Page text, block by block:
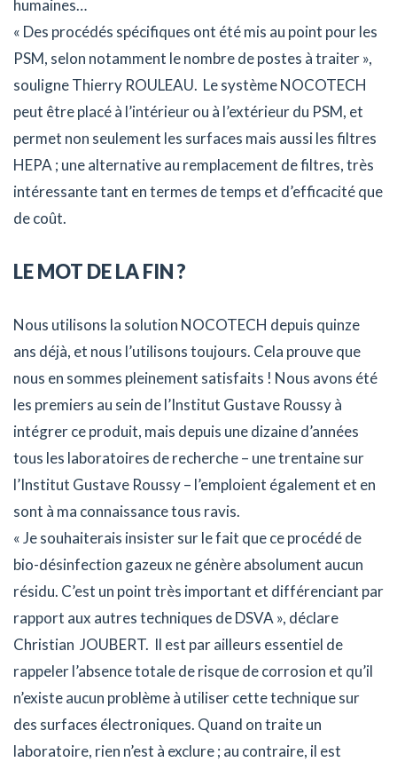
humaines…
« Des procédés spécifiques ont été mis au point pour les
PSM, selon notamment le nombre de postes à traiter »,
souligne Thierry ROULEAU. Le système NOCOTECH
peut être placé à l’intérieur ou à l’extérieur du PSM, et
permet non seulement les surfaces mais aussi les filtres
HEPA ; une alternative au remplacement de filtres, très
intéressante tant en termes de temps et d’efficacité que
de coût.
LE MOT DE LA FIN ?
Nous utilisons la solution NOCOTECH depuis quinze
ans déjà, et nous l’utilisons toujours. Cela prouve que
nous en sommes pleinement satisfaits ! Nous avons été
les premiers au sein de l’Institut Gustave Roussy à
intégrer ce produit, mais depuis une dizaine d’années
tous les laboratoires de recherche – une trentaine sur
l’Institut Gustave Roussy – l’emploient également et en
sont à ma connaissance tous ravis.
« Je souhaiterais insister sur le fait que ce procédé de
bio-désinfection gazeux ne génère absolument aucun
résidu. C’est un point très important et différenciant par
rapport aux autres techniques de DSVA », déclare
Christian JOUBERT. Il est par ailleurs essentiel de
rappeler l’absence totale de risque de corrosion et qu’il
n’existe aucun problème à utiliser cette technique sur
des surfaces électroniques. Quand on traite un
laboratoire, rien n’est à exclure ; au contraire, il est